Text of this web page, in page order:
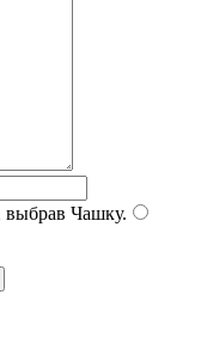
выбрав Чашку.